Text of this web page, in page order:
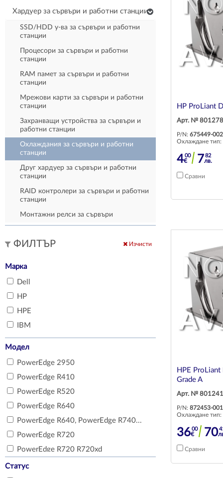
POS Цялостни системи
Хардуер за POS системи
POS Клиентски екрани
Захранващи устройства за компютри
Процесори за компютри
Дънни платки за компютри
Звукови карти за компютри
Охлаждания за компютри
Оптични устройства за компютри
Компютърни кутии
Видео карти за компютри
Мрежови карти за компютри
Клавиатури за лаптопи
Корпуси, шасита за лаптопи
Друг хардуер за лаптопи
SSD/HDD у-ва за лаптопи
Оптични устройства за лаптопи
Дисплеи за лаптопи
Охлаждания за лаптопи
Докинг станции за лаптопи
Батерии за лаптопи
Мобилни процесори
Мрежови карти за лаптопи
Хардуер за сървъри и работни станции
SSD/HDD у-ва за сървъри и работни
станции
Процесори за сървъри и работни
станции
RAM памет за сървъри и работни
станции
Мрежови карти за сървъри и работни
станции
Захранващи устройства за сървъри и
работни станции
Охлаждания за сървъри и работни
станции
Друг хардуер за сървъри и работни
станции
RAID контролери за сървъри и работни
станции
Монтажни релси за сървъри
ФИЛТЪР Изчисти
Марка
Dell
HP
HPE
IBM
Модел
PowerEdge 2950
PowerEdge R410
PowerEdge R520
PowerEdge R640
PowerEdge R640, PowerEdge R740...
PowerEdge R720
PowerEdge R720 R720xd
PowerEdge R730 R730xd, Precisi...
Статус
HP ProLiant
Арт. №
P/N: 675449-002
Охлаждане тип:
400
€ 782
лв.
Сравни
HPE
Grade A
Арт. №
P/N: 872453-001
Охлаждане тип:
3600
€ 70
Сравни